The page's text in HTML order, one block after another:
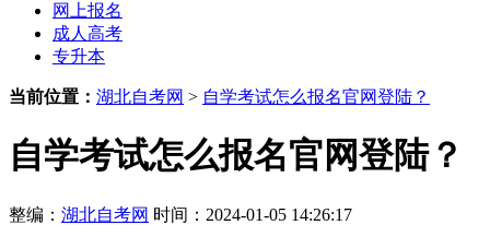
网上报名
成人高考
专升本
当前位置： 湖北自考网 > 自学考试怎么报名官网登陆？
自学考试怎么报名官网登陆？
整编： 湖北自考网 时间：2024-01-05 14:26:17